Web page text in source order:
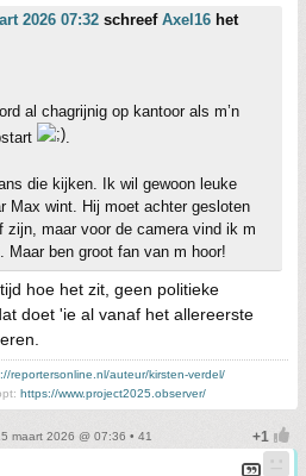
2026 07:32 schreef Axel16 het
al chagrijnig op kantoor als m’n
.
die kijken. Ik wil gewoon leuke
Max wint. Hij moet achter gesloten
zijn, maar voor de camera vind ik m
ben groot fan van m hoor!
hoe het zit, geen politieke
doet 'ie al vanaf het allereerste
reportersonline.nl/auteur/kirsten-verdel/
https://www.project2025.observer/
maart 2026 @ 07:36 • 41